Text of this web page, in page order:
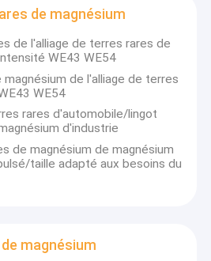
de magnésium
magnésium
magnésium
de magnésium
de l'alliage de terres rares de
WE43 WE54
de l'alliage de terres
WE54
rares d'automobile/lingot
d'industrie
de magnésium de magnésium
taille adapté aux besoins du
magnésium
de magnésium et traitement,
avec le bon service
poursuite éternelle ! Garantissant
et opportun, la qualité crédible et le
se vendent bien sur les marchés
Si vous êtes intéressé par un
ou souhaitez passer une
du client, svp contactez-nous.
pour répondre à vos besoins.